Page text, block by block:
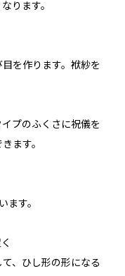
ります。
を作ります。袱紗を
プのふくさに祝儀を
ます。
ます。
、ひし形の形になる